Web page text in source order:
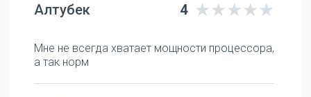
Алтубек 4
Мне не всегда хватает мощности процессора,
а так норм